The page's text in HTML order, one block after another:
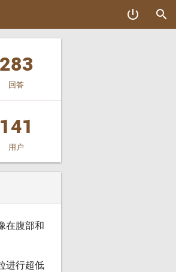
power_settings_new search
283
回答
141
用户
在腹部和
进行超低